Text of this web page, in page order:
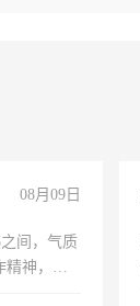
08月09日
间，气质
精神，有